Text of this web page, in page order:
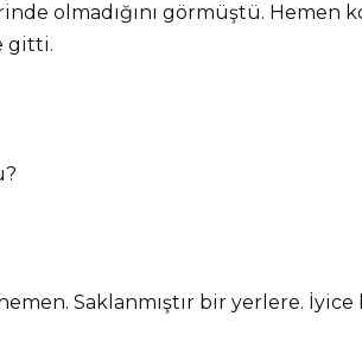
olmadığını görmüştü. Hemen
gitti.
Saklanmıştır bir yerlere. İyice